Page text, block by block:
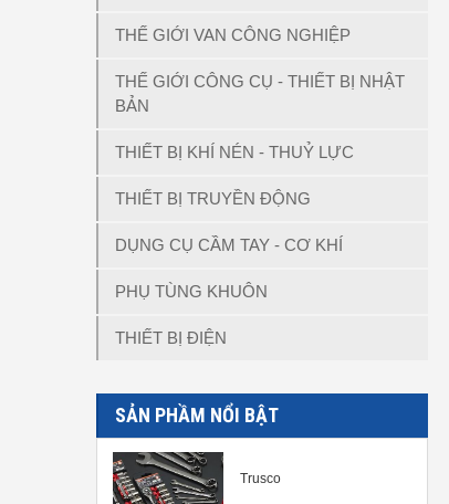
THẾ GIỚI VAN CÔNG NGHIỆP
THẾ GIỚI CÔNG CỤ - THIẾT BỊ NHẬT
BẢN
THIẾT BỊ KHÍ NÉN - THUỶ LỰC
THIẾT BỊ TRUYỀN ĐỘNG
DỤNG CỤ CẦM TAY - CƠ KHÍ
PHỤ TÙNG KHUÔN
THIẾT BỊ ĐIỆN
SẢN PHẦM NỔI BẬT
Trusco